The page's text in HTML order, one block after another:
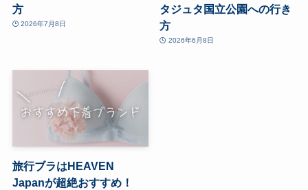
方
2026年7月8日
タジュタ国立公園への行き
方
2026年6月8日
旅行ブラはHEAVEN
Japanが超絶おすすめ！